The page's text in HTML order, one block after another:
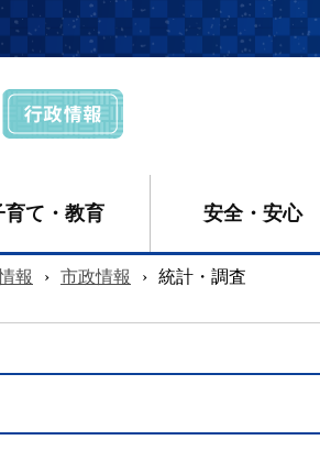
育て・教育 安全・安心
報 › 市政情報 › 統計・調査